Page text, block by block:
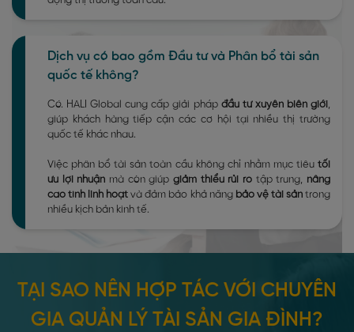
Dịch vụ có bao gồm Đầu tư và Phân bổ tài sản
quốc tế không?
Có. HALI Global cung cấp giải pháp đầu tư xuyên biên giới ,
giúp khách hàng tiếp cận các cơ hội tại nhiều thị trường
quốc tế khác nhau.
Việc phân bổ tài sản toàn cầu không chỉ nhằm mục tiêu tối
ưu lợi nhuận mà còn giúp giảm thiểu rủi ro tập trung, nâng
cao tính linh hoạtvà đảm bảo khả năngbảo vệ tài sảntrong
nhiều kịch bản kinh tế.
TẠI SAO NÊN HỢP TÁC VỚI CHUYÊN
GIA QUẢN LÝ TÀI SẢN GIA ĐÌNH?